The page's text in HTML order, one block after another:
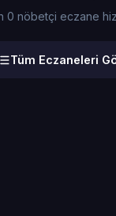
0 nöbetçi eczane
Tüm Eczaneleri